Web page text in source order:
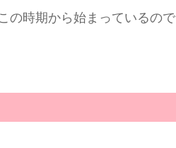
の時期から始まっているので